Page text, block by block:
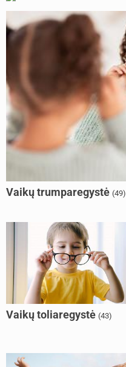
Vaikų trumparegystė (49)
Vaikų toliaregystė (43)